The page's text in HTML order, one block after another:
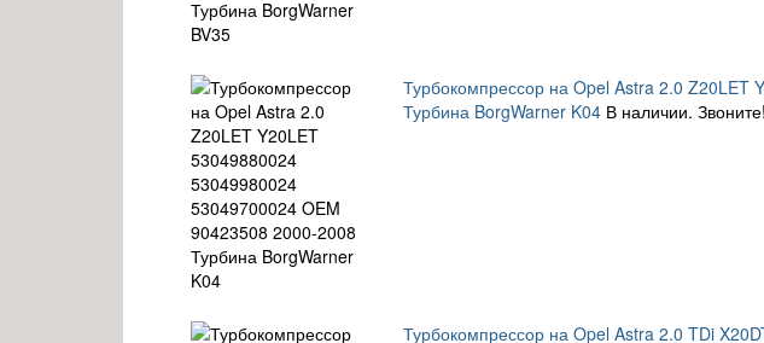
Турбокомпрессор на Opel Astra 2.0
Турбина BorgWarner K04 В наличии. Звоните!
Турбокомпрессор на Opel Astra 2.0 TDi